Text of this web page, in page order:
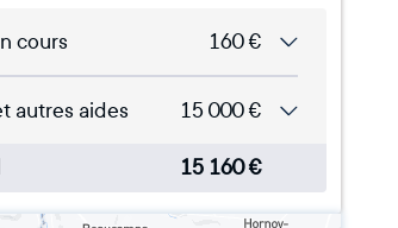
cours 160€
autres aides 15 000€
15 160€